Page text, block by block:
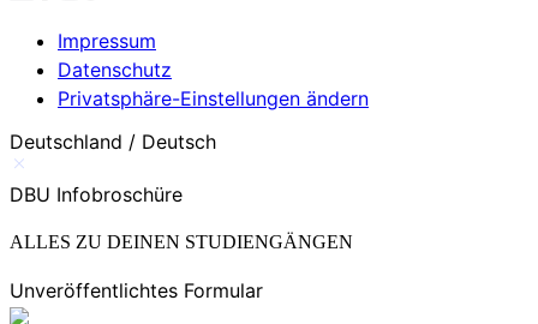
Impressum
Datenschutz
Privatsphäre-Einstellungen ändern
Deutschland / Deutsch
DBU Infobroschüre
ALLES ZU DEINEN STUDIENGÄNGEN
Unveröffentlichtes Formular